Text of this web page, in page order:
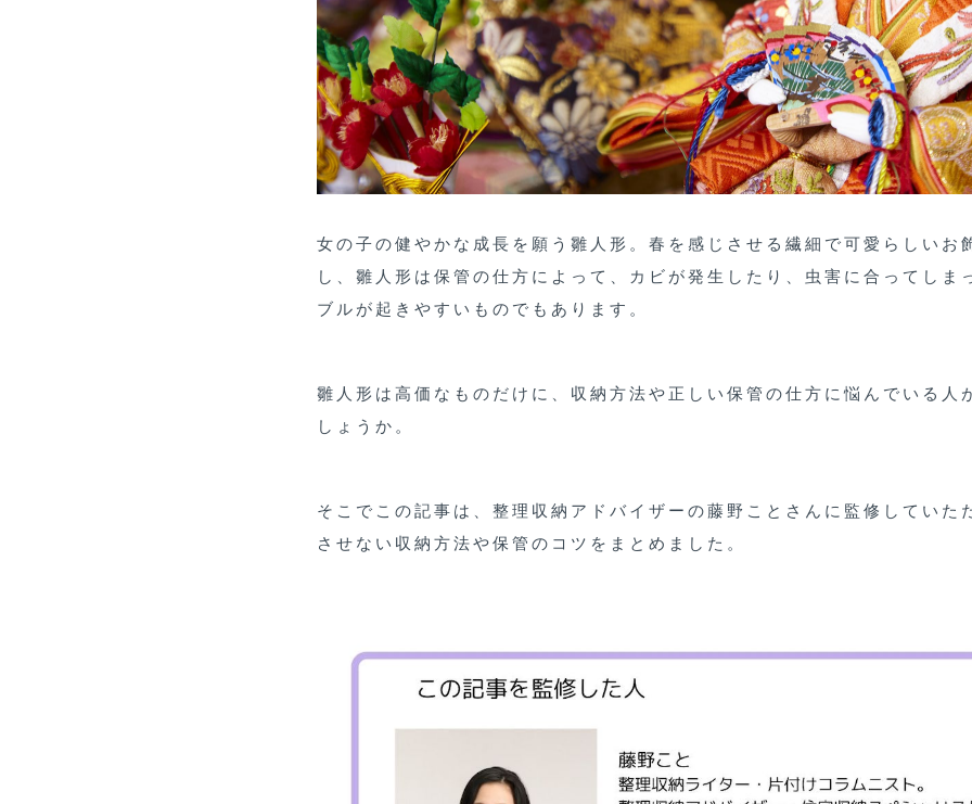
女の子の健やかな成長を願う雛人形。春を感じさせる繊細で可愛らしいお
し、雛人形は保管の仕方によって、カビが発生したり、虫害に合ってしま
ブルが起きやすいものでもあります。
雛人形は高価なものだけに、収納方法や正しい保管の仕方に悩んでいる人
しょうか。
そこでこの記事は、整理収納アドバイザーの藤野ことさんに監修していた
させない収納方法や保管のコツをまとめました。